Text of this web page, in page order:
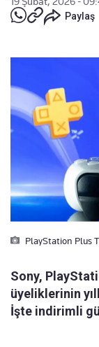
Paylaş
PlayStation Plus
Sony,
üyeliklerinin
İşte indirimli